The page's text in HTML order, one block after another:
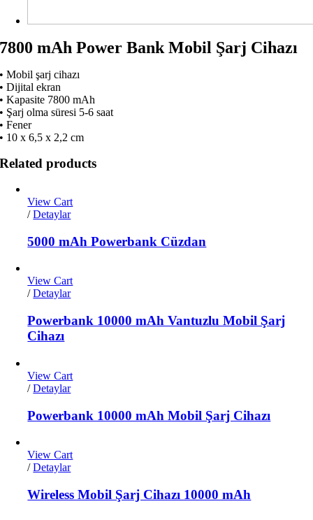
7800 mAh Power Bank Mobil Şarj Cihazı
• Mobil şarj cihazı
• Dijital ekran
• Kapasite 7800 mAh
• Şarj olma süresi 5-6 saat
• Fener
• 10 x 6,5 x 2,2 cm
Related products
View Cart
/ Detaylar
5000 mAh Powerbank Cüzdan
View Cart
/ Detaylar
Powerbank 10000 mAh Vantuzlu Mobil Şarj
Cihazı
View Cart
/ Detaylar
Powerbank 10000 mAh Mobil Şarj Cihazı
View Cart
/ Detaylar
Wireless Mobil Şarj Cihazı 10000 mAh